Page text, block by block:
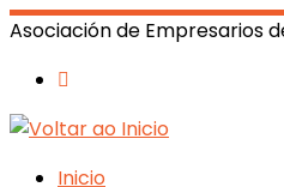
Asociación de Empresarios
Inicio